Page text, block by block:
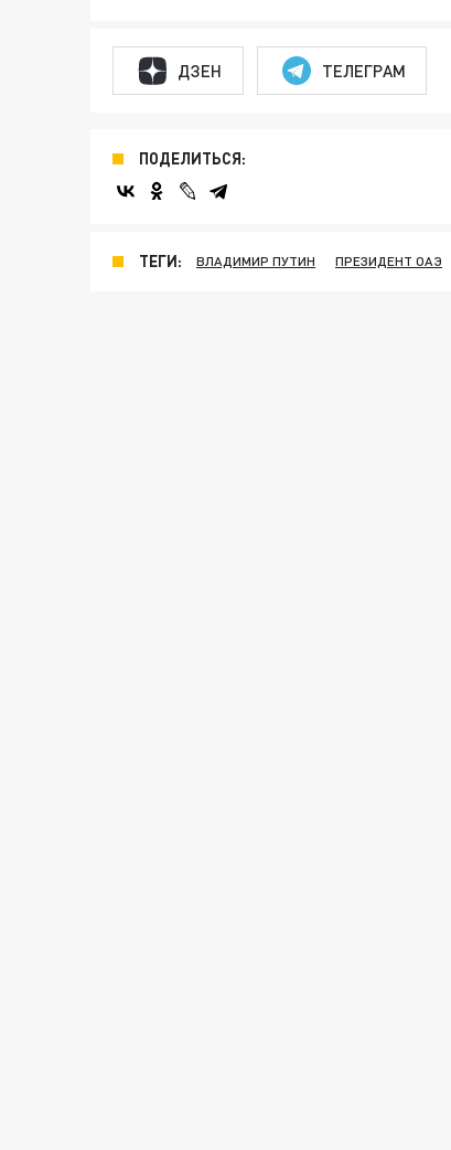
ДЗЕН ТЕЛЕГРАМ
ПОДЕЛИТЬСЯ:
ТЕГИ: ВЛАДИМИР ПУТИН ПРЕЗИДЕНТ ОАЭ